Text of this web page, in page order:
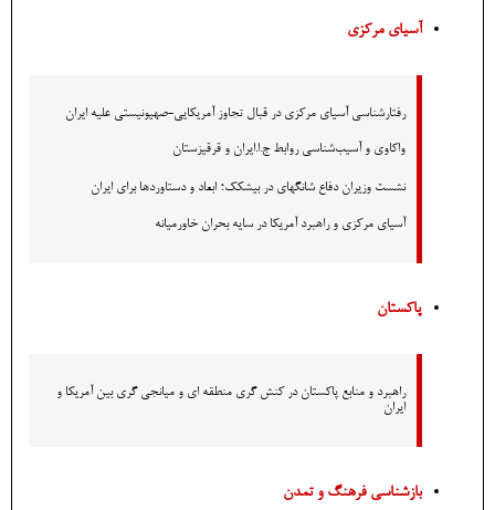
آسیای مرکزی
رفتارشناسی آسیای مرکزی در قبال تجاوز آمریکایی-صهیونیستی علیه ایران
واکاوی و آسیب‌شناسی روابط ج.ا.ایران و قرقیزستان
نشست وزیران دفاع شانگهای در بیشکک؛ ابعاد و دستاوردها برای ایران
آسیای مرکزی و راهبرد آمریکا در سایه بحران خاورمیانه
پاکستان
راهبرد و منابع پاکستان در کنش گری منطقه ای و میانجی گری بین آمریکا و
ایران
بازشناسی فرهنگ و تمدن